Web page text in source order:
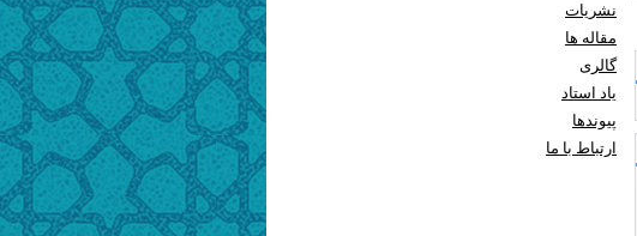
نشریات
مقاله ها
گالری
یاد استاد
پيوندها
ارتباط با ما